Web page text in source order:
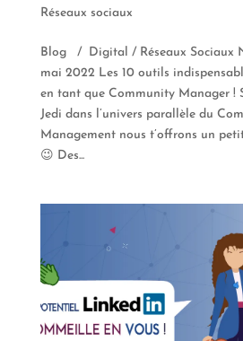
Réseaux sociaux
Blog / Digital / Réseaux Sociaux
mai 2022 Les 10 outils
en tant que Community Manager !
Jedi dans l’univers parallèle du
Management nous t’offrons un
😉 Des...